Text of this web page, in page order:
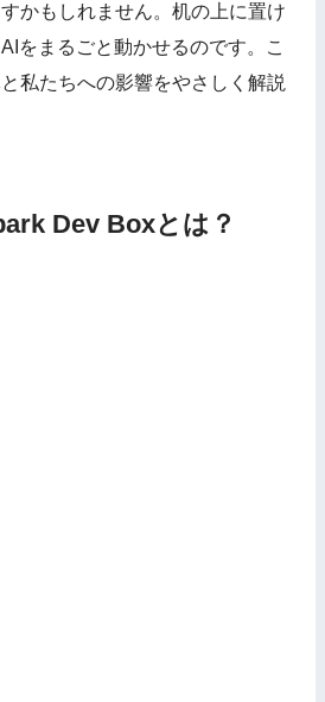
かもしれません。机の上に置け
をまるごと動かせるのです。こ
私たちへの影響をやさしく解説
Dev Boxとは？